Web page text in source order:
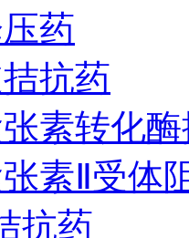
药
抗药
素转化
素Ⅱ受体
抗药